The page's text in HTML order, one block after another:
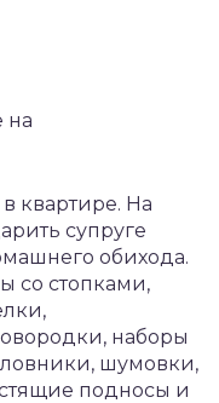
квартире. На
супруге
обихода.
со стопками,
наборы
шумовки,
подносы и